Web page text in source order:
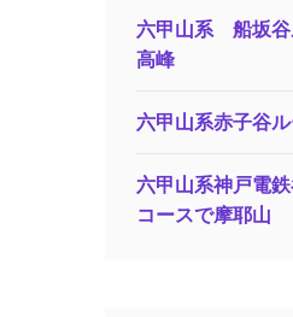
六甲山系 船坂谷
高峰
六甲山系赤子谷
六甲山系神戸電
コースで摩耶山